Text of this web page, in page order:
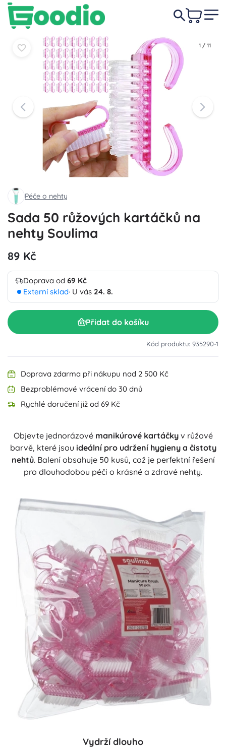
1 / 11
Péče o nehty
Sada 50 růžových kartáčků na
nehty Soulima
89 Kč
Doprava od 69 Kč
Externí sklad· U vás 24. 8.
Přidat do košíku
Kód produktu: 935290-1
Doprava zdarma při nákupu nad 2 500 Kč
Bezproblémové vrácení do 30 dnů
Rychlé doručení již od 69 Kč
Objevte jednorázové manikúrové kartáčkyv růžové
barvě, které jsou ideální pro udržení hygieny a čistoty
nehtů. Balení obsahuje 50 kusů, což je perfektní řešení
pro dlouhodobou péči o krásné a zdravé nehty.
Vydrží dlouho
89 Kč Do košíku